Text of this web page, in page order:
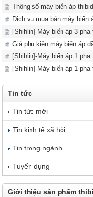
Thông số máy biến áp
Dịch vụ mua bán máy biến
[Shihlin]-Máy biến áp 3
Giá phụ kiện máy biến áp
[Shihlin]-Máy biến áp 1
[Shihlin]-Máy biến áp 1
Tin tức
Tin tức mới
Tin kinh tế xã hội
Tin trong ngành
Tuyển dụng
Giới thiệu sản phẩm